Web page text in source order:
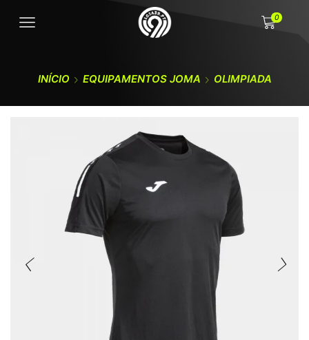
0
INÍCIO EQUIPAMENTOS JOMA OLIMPIADA